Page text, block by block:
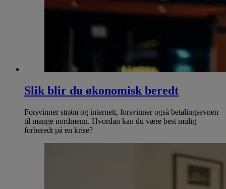
Slik blir du økonomisk beredt
Forsvinner strøm og internett, forsvinner også betalingsevnen
til mange nordmenn. Hvordan kan du være best mulig
forberedt på en krise?